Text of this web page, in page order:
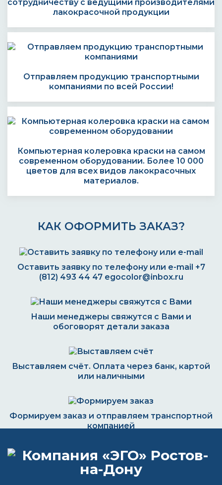
сотрудничеству с ведущими производителями
лакокрасочной продукции
Отправляем продукцию транспортными
компаниями по всей России!
Компьютерная колеровка краски на самом
современном оборудовании. Более 10 000
цветов для всех видов лакокрасочных
материалов.
КАК ОФОРМИТЬ ЗАКАЗ?
Оставить заявку по телефону или e-mail +7
(812) 493 44 47 egocolor@inbox.ru
Наши менеджеры свяжутся с Вами и
обоговорят детали заказа
Выставляем счёт. Оплата через банк, картой
или наличными
Формируем заказ и отправляем транспортной
компанией